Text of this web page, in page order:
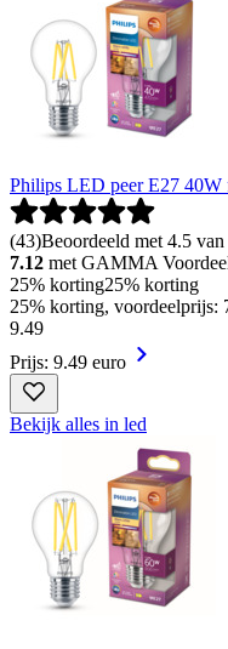
Philips LED peer E27 40W
(43)Beoordeeld met 4.5
7.12 met GAMMA
25% korting25% korting
25% korting, voordeelprijs:
9.49
Prijs: 9.49 euro
Bekijk alles in led